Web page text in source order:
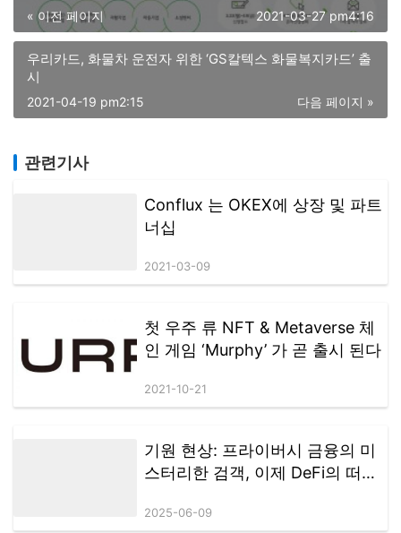
« 이전 페이지 2021-03-27 pm4:16
우리카드, 화물차 운전자 위한 ‘GS칼텍스 화물복지카드’ 출
시
다음 페이지 »
2021-04-19 pm2:15
관련기사
Conflux 는 OKEX에 상장 및 파트
너십
2021-03-09
첫 우주 류 NFT & Metaverse 체
인 게임 ‘Murphy’ 가 곧 출시 된다
2021-10-21
기원 현상: 프라이버시 금융의 미
스터리한 검객, 이제 DeFi의 떠오
2025-06-09